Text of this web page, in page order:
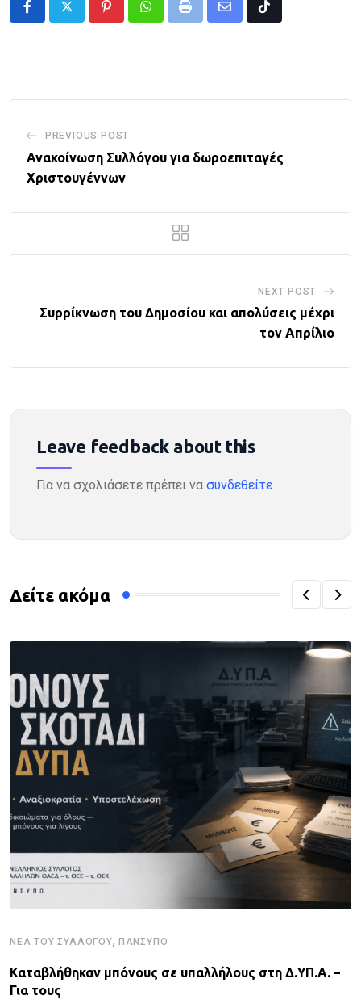
PinterestWhatsappPrint
Share
Tiktok
PREVIOUS POST
Ανακοίνωση Συλλόγου για δωροεπιταγές
Χριστουγέννων
NEXT POST
Συρρίκνωση του Δημοσίου και απολύσεις μέχρι
τον Απρίλιο
Leave feedback about this
Για να σχολιάσετε πρέπει να συνδεθείτε.
Δείτε ακόμα
ΝΈΑ ΤΟΥ ΣΥΛΛΌΓΟΥ, ΠΑΝΣΥΠΟ
Καταβλήθηκαν μπόνους σε υπαλλήλους στη Δ.ΥΠ.Α. –
Για τους